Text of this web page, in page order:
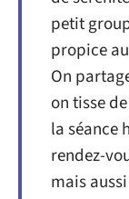
petit
propice
On
on tisse
la séance
rendez-
mais